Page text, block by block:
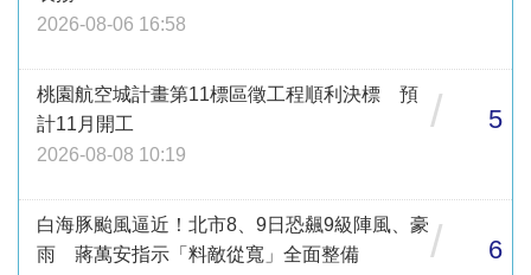
2026-08-06 16:58
桃園航空城計畫第11標區徵工程順利決標 預
計11月開工
2026-08-08 10:19
/ 5
白海豚颱風逼近！北市8、9日恐飆9級陣風、豪
雨 蔣萬安指示「料敵從寬」全面整備
/ 6